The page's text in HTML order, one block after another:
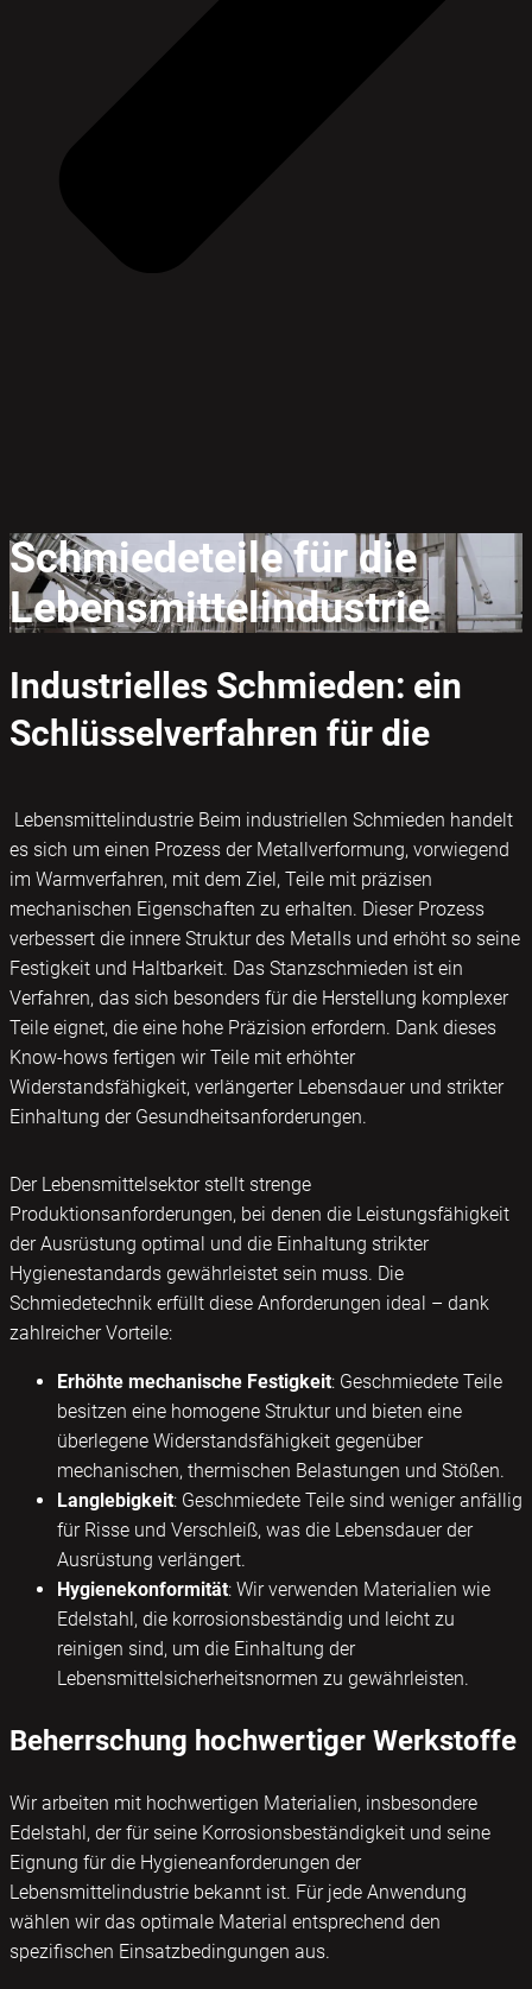
Schmiedeteile für die
Lebensmittelindustrie
Industrielles Schmieden: ein
Schlüsselverfahren für die
Lebensmittelindustrie Beim industriellen Schmieden handelt
es sich um einen Prozess der Metallverformung, vorwiegend
im Warmverfahren, mit dem Ziel, Teile mit präzisen
mechanischen Eigenschaften zu erhalten. Dieser Prozess
verbessert die innere Struktur des Metalls und erhöht so seine
Festigkeit und Haltbarkeit. Das Stanzschmieden ist ein
Verfahren, das sich besonders für die Herstellung komplexer
Teile eignet, die eine hohe Präzision erfordern. Dank dieses
Know-hows fertigen wir Teile mit erhöhter
Widerstandsfähigkeit, verlängerter Lebensdauer und strikter
Einhaltung der Gesundheitsanforderungen.
Der Lebensmittelsektor stellt strenge
Produktionsanforderungen, bei denen die Leistungsfähigkeit
der Ausrüstung optimal und die Einhaltung strikter
Hygienestandards gewährleistet sein muss. Die
Schmiedetechnik erfüllt diese Anforderungen ideal – dank
zahlreicher Vorteile:
Erhöhte mechanische Festigkeit: Geschmiedete Teile
besitzen eine homogene Struktur und bieten eine
überlegene Widerstandsfähigkeit gegenüber
mechanischen, thermischen Belastungen und Stößen.
Langlebigkeit: Geschmiedete Teile sind weniger anfällig
für Risse und Verschleiß, was die Lebensdauer der
Ausrüstung verlängert.
Hygienekonformität: Wir verwenden Materialien wie
Edelstahl, die korrosionsbeständig und leicht zu
reinigen sind, um die Einhaltung der
Lebensmittelsicherheitsnormen zu gewährleisten.
Beherrschung hochwertiger Werkstoffe
Wir arbeiten mit hochwertigen Materialien, insbesondere
Edelstahl, der für seine Korrosionsbeständigkeit und seine
Eignung für die Hygieneanforderungen der
Lebensmittelindustrie bekannt ist. Für jede Anwendung
wählen wir das optimale Material entsprechend den
spezifischen Einsatzbedingungen aus.